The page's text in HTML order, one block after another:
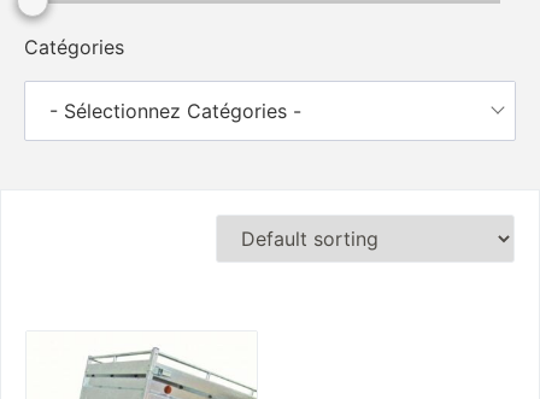
Catégories
- Sélectionnez Catégories -